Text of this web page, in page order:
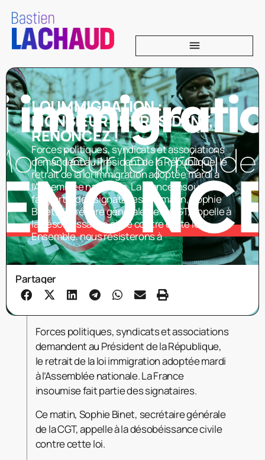
LOI IMMIGRATION :
MONSIEUR LE PRÉSIDENT,
RENONCEZ !
Forces politiques, syndicats et associations
demandent au Président de la République, le
retrait de la loi immigration adoptée mardi à
l’Assemblée nationale. La France insoumise
fait partie des signataires. Ce matin, Sophie
Binet, secrétaire générale de la CGT, appelle à
la désobéissance civile contre cette loi.
Ensemble, nous résisterons à
Partager
Forces politiques, syndicats et associations
demandent au Président de la République,
le retrait de la loi immigration adoptée mardi
à l’Assemblée nationale. La France
insoumise fait partie des signataires.
Ce matin, Sophie Binet, secrétaire générale
de la CGT, appelle à la désobéissance civile
contre cette loi.